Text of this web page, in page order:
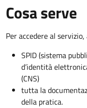
Cosa serve
Per accedere al
SPID (sistema
d’identità
(CNS)
tutta la
della pratica.